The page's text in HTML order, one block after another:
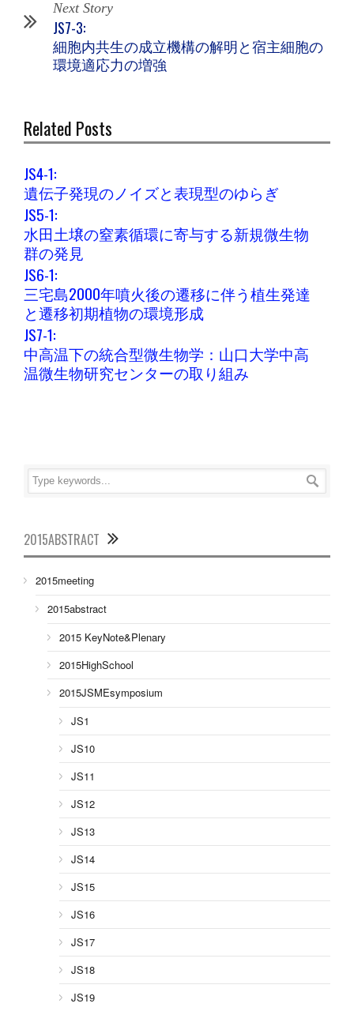
Next Story
JS7-3:
細胞内共生の成立機構の解明と宿主細胞の
環境適応力の増強
Related Posts
JS4-1:
遺伝子発現のノイズと表現型のゆらぎ
JS5-1:
水田土壌の窒素循環に寄与する新規微生物
群の発見
JS6-1:
三宅島2000年噴火後の遷移に伴う植生発達
と遷移初期植物の環境形成
JS7-1:
中高温下の統合型微生物学：山口大学中高
温微生物研究センターの取り組み
2015ABSTRACT
2015meeting
2015abstract
2015 KeyNote&Plenary
2015HighSchool
2015JSMEsymposium
JS1
JS10
JS11
JS12
JS13
JS14
JS15
JS16
JS17
JS18
JS19